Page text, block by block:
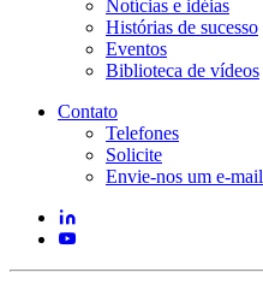
Notícias e idéias
Histórias de sucesso
Eventos
Biblioteca de vídeos
Contato
Telefones
Solicite
Envie-nos um e-mail